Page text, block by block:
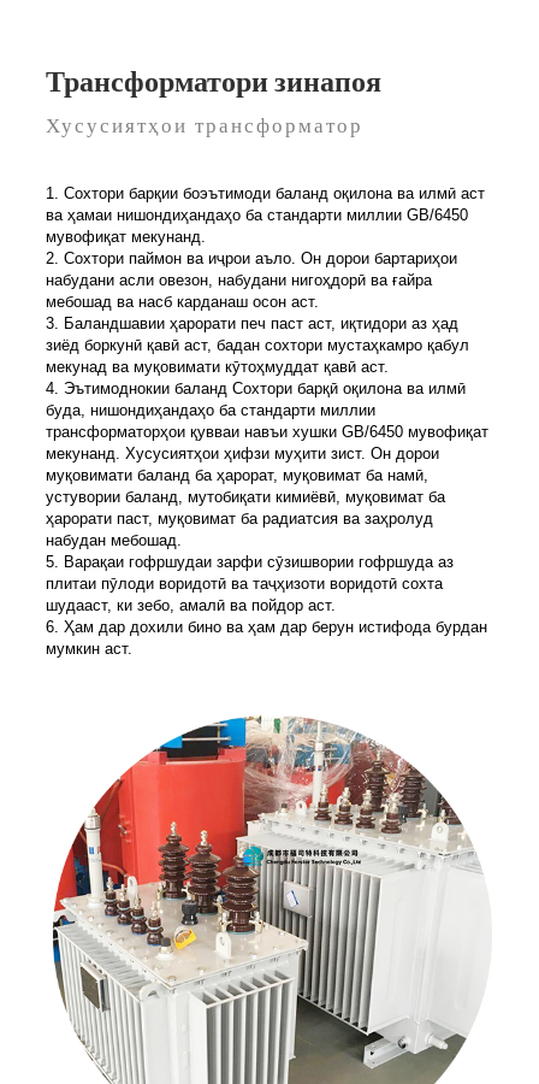
Трансформатори зинапоя
Хусусиятҳои трансформатор
1. Сохтори барқии боэътимоди баланд оқилона ва илмӣ аст
ва ҳамаи нишондиҳандаҳо ба стандарти миллии GB/6450
мувофиқат мекунанд.
2. Сохтори паймон ва иҷрои аъло. Он дорои бартариҳои
набудани асли овезон, набудани нигоҳдорӣ ва ғайра
мебошад ва насб карданаш осон аст.
3. Баландшавии ҳарорати печ паст аст, иқтидори аз ҳад
зиёд боркунӣ қавӣ аст, бадан сохтори мустаҳкамро қабул
мекунад ва муқовимати кӯтоҳмуддат қавӣ аст.
4. Эътимоднокии баланд Сохтори барқӣ оқилона ва илмӣ
буда, нишондиҳандаҳо ба стандарти миллии
трансформаторҳои қувваи навъи хушки GB/6450 мувофиқат
мекунанд. Хусусиятҳои ҳифзи муҳити зист. Он дорои
муқовимати баланд ба ҳарорат, муқовимат ба намӣ,
устувории баланд, мутобиқати кимиёвӣ, муқовимат ба
ҳарорати паст, муқовимат ба радиатсия ва заҳролуд
набудан мебошад.
5. Варақаи гофршудаи зарфи сӯзишвории гофршуда аз
плитаи пӯлоди воридотӣ ва таҷҳизоти воридотӣ сохта
шудааст, ки зебо, амалӣ ва пойдор аст.
6. Ҳам дар дохили бино ва ҳам дар берун истифода бурдан
мумкин аст.